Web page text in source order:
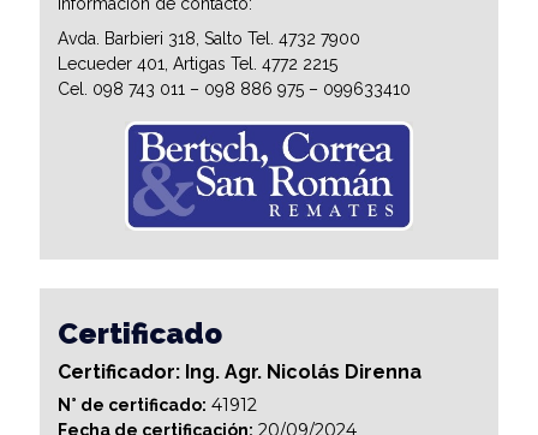
Avda. Barbieri 318, Salto Tel. 4732 7900
Lecueder 401, Artigas Tel. 4772 2215
Cel. 098 743 011 – 098 886 975 – 099633410
Certificado
Certificador: Ing. Agr. Nicolás Direnna
N° de certificado: 41912
Fecha de certificación: 20/09/2024